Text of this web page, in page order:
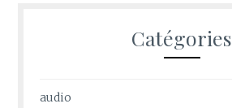
Catégories
audio